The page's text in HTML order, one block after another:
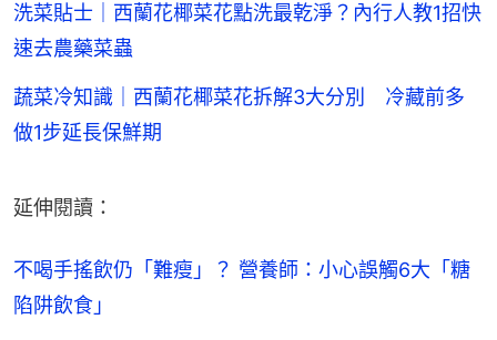
洗菜貼士｜西蘭花椰菜花點洗最乾淨？內行人教1招快
速去農藥菜蟲
蔬菜冷知識｜西蘭花椰菜花拆解3大分別 冷藏前多
做1步延長保鮮期
延伸閱讀：
不喝手搖飲仍「難瘦」？ 營養師：小心誤觸6大「糖
陷阱飲食」